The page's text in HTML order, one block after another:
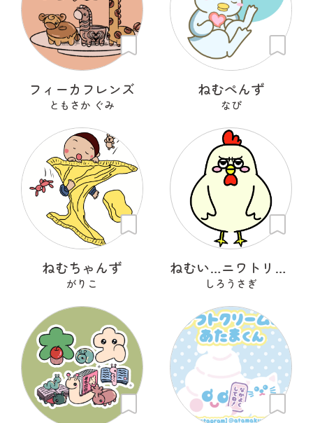
フィーカフレンズ
ともさか ぐみ
ねむぺんず
なぴ
ねむちゃんず
がりこ
ねむい…ニワトリさん
しろうさぎ